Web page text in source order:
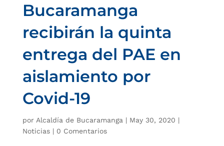
Bucaramanga
recibirán la quinta
entrega del PAE en
aislamiento por
Covid-19
por Alcaldía de Bucaramanga | May 30, 2020 |
Noticias| 0 Comentarios